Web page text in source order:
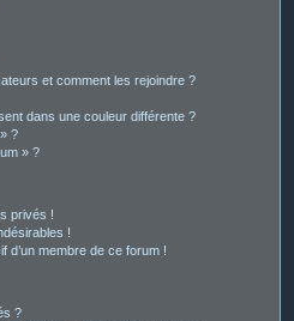
et comment les rejoindre ?
dans une couleur différente ?
?
» ?
privés !
!
d’un membre de ce forum !
?